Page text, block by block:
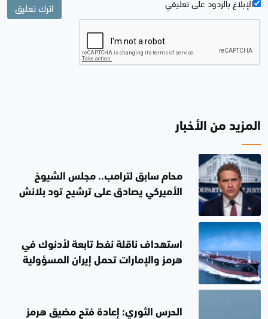
الإبلاغ بالردود علی تعليقي اترك تعليق
المزيد من الأخبار
محام سابق لترامب.. مجلس الشيوخ
الأميركي يصادق على ترشيح تود بلانش
استهداف ناقلة نفط تابعة لأدنوك في
هرمز والإمارات تحمل إيران المسؤولية
الحرس الثوري: إعادة فتح مضيق هرمز